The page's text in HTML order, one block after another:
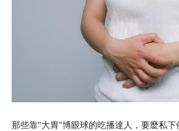
那些靠”大胃”博眼球的吃播達人，要麼私